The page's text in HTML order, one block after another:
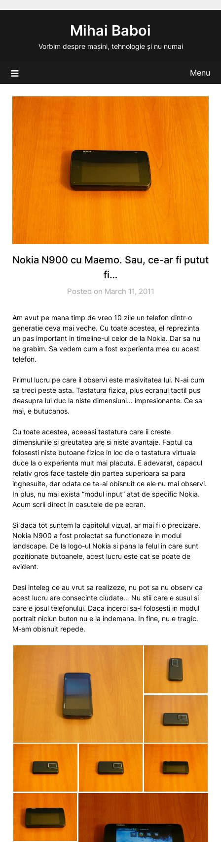
Mihai Baboi
Vorbim despre mașini, tehnologie și nu numai
Menu
Nokia N900 cu Maemo. Sau, ce-ar fi putut
fi…
Posted on March 11, 2011
Am avut pe mana timp de vreo 10 zile un telefon dintr-o
generatie ceva mai veche. Cu toate acestea, el reprezinta
un pas important in timeline-ul celor de la Nokia. Dar sa nu
ne grabim. Sa vedem cum a fost experienta mea cu acest
telefon.
Primul lucru pe care il observi este masivitatea lui. N-ai cum
sa treci peste asta. Tastatura fizica, plus ecranul tactil pus
deasupra lui duc la niste dimensiuni… impresionante. Ce sa
mai, e butucanos.
Cu toate acestea, aceeasi tastatura care ii creste
dimensiunile si greutatea are si niste avantaje. Faptul ca
folosesti niste butoane fizice in loc de o tastatura virtuala
duce la o experienta mult mai placuta. E adevarat, capacul
relativ gros face tastele din partea superioara sa para
inghesuite, dar odata ce te-ai obisnuit ce ele nu mai observi.
In plus, nu mai exista “modul input” atat de specific Nokia.
Acum scrii direct in casutele de pe ecran.
Si daca tot suntem la capitolul vizual, ar mai fi o precizare.
Nokia N900 a fost proiectat sa functioneze in modul
landscape. De la logo-ul Nokia si pana la felul in care sunt
pozitionate butoanele, acest lucru este cat se poate de
evident.
Desi inteleg ce au vrut sa realizeze, nu pot sa nu observ ca
acest lucru are consecinte ciudate… Nu stii care e susul si
care e josul telefonului. Daca incerci sa-l folosesti in modul
portrait niciun buton nu e la indemana. In fine, nu e tragic.
M-am obisnuit repede.